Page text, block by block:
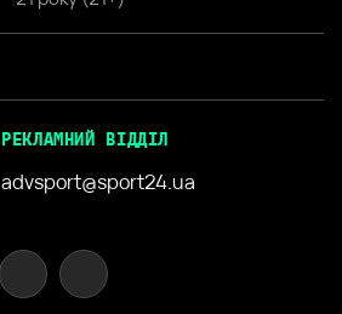
РЕКЛАМНИЙ ВІДДІЛ
advsport@sport24.ua